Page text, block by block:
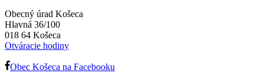
Obecný úrad Košeca
Hlavná 36/100
018 64 Košeca
Otváracie hodiny
Obec Košeca na Facebooku